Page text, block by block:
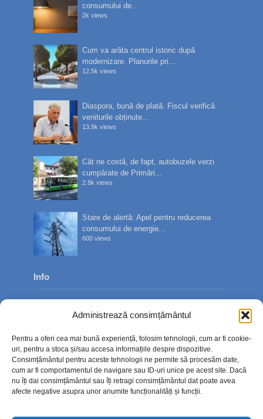
Administrează consimțământul
Pentru a oferi cea mai bună experiență, folosim tehnologii, cum ar fi cookie-
uri, pentru a stoca și/sau accesa informațiile despre dispozitive.
Consimțământul pentru aceste tehnologii ne permite să procesăm date,
cum ar fi comportamentul de navigare sau ID-uri unice pe acest site. Dacă
nu îți dai consimțământul sau îți retragi consimțământul dat poate avea
afecte negative asupra unor anumite funcționalități și funcții.
consumului de...
2k views
Cum va arăta centrul istoric după
modernizare. Planurile pri...
12.5k views
Diaspora, bună de plată. Fiscul verifică
veniturile obținute...
13.9k views
Cât ne costă, de fapt, autobuzele verzi
cumpărate de Primări...
2.8k views
Stare de alertă: Apel pentru reducerea
consumului de energie...
600 views
Info
Contact
Politica de confidențialitate
Politică cookie-uri (UE)